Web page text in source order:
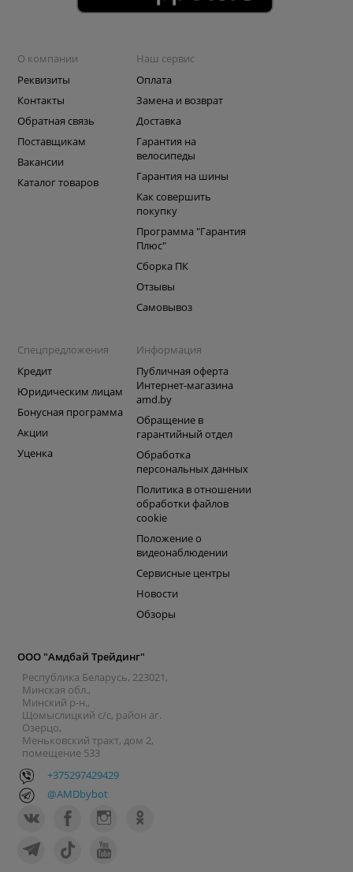
О компании
Реквизиты
Контакты
Обратная связь
Поставщикам
Вакансии
Каталог товаров
Наш сервис
Оплата
Замена и возврат
Доставка
Гарантия на
велосипеды
Гарантия на шины
Как совершить
покупку
Программа "Гарантия
Плюс"
Сборка ПК
Отзывы
Самовывоз
Спецпредложения
Кредит
Юридическим лицам
Бонусная программа
Акции
Уценка
Информация
Публичная оферта
Интернет-магазина
amd.by
Обращение в
гарантийный отдел
Обработка
персональных данных
Политика в отношении
обработки файлов
cookie
Положение о
видеонаблюдении
Сервисные центры
Новости
Обзоры
ООО "Амдбай Трейдинг"
Республика Беларусь, 223021,
Минская обл.,
Минский р-н.,
Щомыслицкий с/с, район аг.
Озерцо,
Меньковский тракт, дом 2,
помещение 533
+375297429429
@AMDbybot